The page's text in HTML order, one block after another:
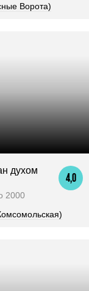
Ворота)
4,0
духом
2000